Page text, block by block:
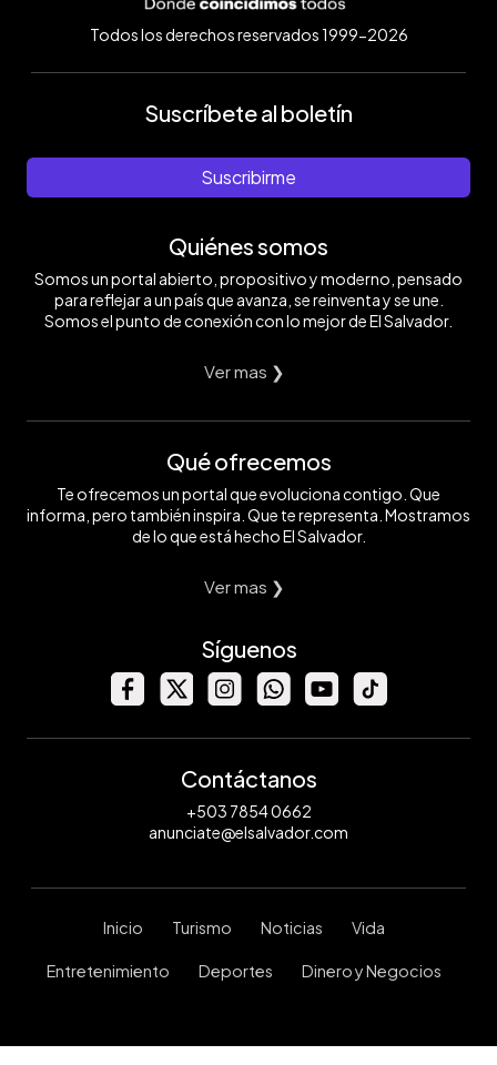
Todos los derechos reservados 1999-2026
Suscríbete al boletín
Suscribirme
Quiénes somos
Somos un portal abierto, propositivo y moderno, pensado
para reflejar a un país que avanza, se reinventa y se une.
Somos el punto de conexión con lo mejor de El Salvador.
Ver mas ❯
Qué ofrecemos
Te ofrecemos un portal que evoluciona contigo. Que
informa, pero también inspira. Que te representa. Mostramos
de lo que está hecho El Salvador.
Ver mas ❯
Síguenos
Contáctanos
+503 7854 0662
anunciate@elsalvador.com
Inicio Turismo Noticias Vida
Entretenimiento Deportes Dinero y Negocios